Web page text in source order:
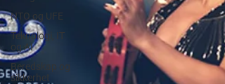
NTO og UFE
Teknologi, IT
og AI
Beredskap og
sikkerhet